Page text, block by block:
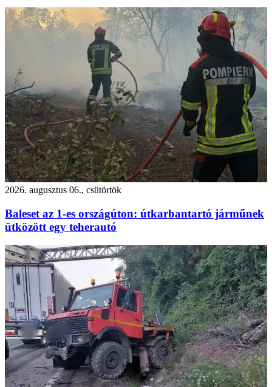
2026. augusztus 06., csütörtök
Baleset az 1-es országúton: útkarbantartó járműnek
ütközött egy teherautó